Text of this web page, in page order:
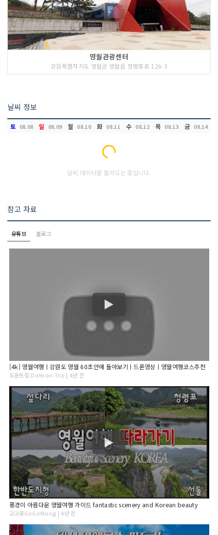
영월관광센터
강원특별자치도 영월군 영월읍 청령포로 126-3
날씨 정보
토 08.08 일 08.09 월 08.10 화 08.11 수 08.12 목 08.13 금 08.14
Loading...
날씨 데이터를 불러오는 중입니다.
참고 자료
유튜브 블로그
[4k] 영월여행ㅣ강원도 영월 60초안에 돌아보기ㅣ드론영상ㅣ영월여행코스추천
도윤트립 DoYoon Trip | 4년 전
풍경이 아름다운 영월여행 가이드 fantastic scenery and Korean beauty
고고몽GoGoMong | 4년 전